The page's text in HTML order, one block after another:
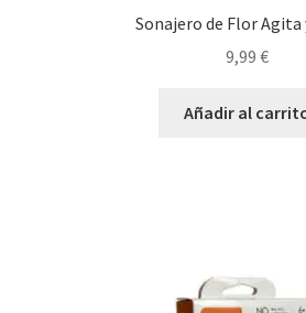
Sonajero de Flor
9,99 €
Añadir al